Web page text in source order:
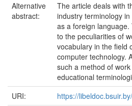
Alternative
abstract:
The article deals with
industry terminology
as a foreign
to the peculiarities of
vocabulary in the field
computer technology.
such a method of
educational
URI:
https://